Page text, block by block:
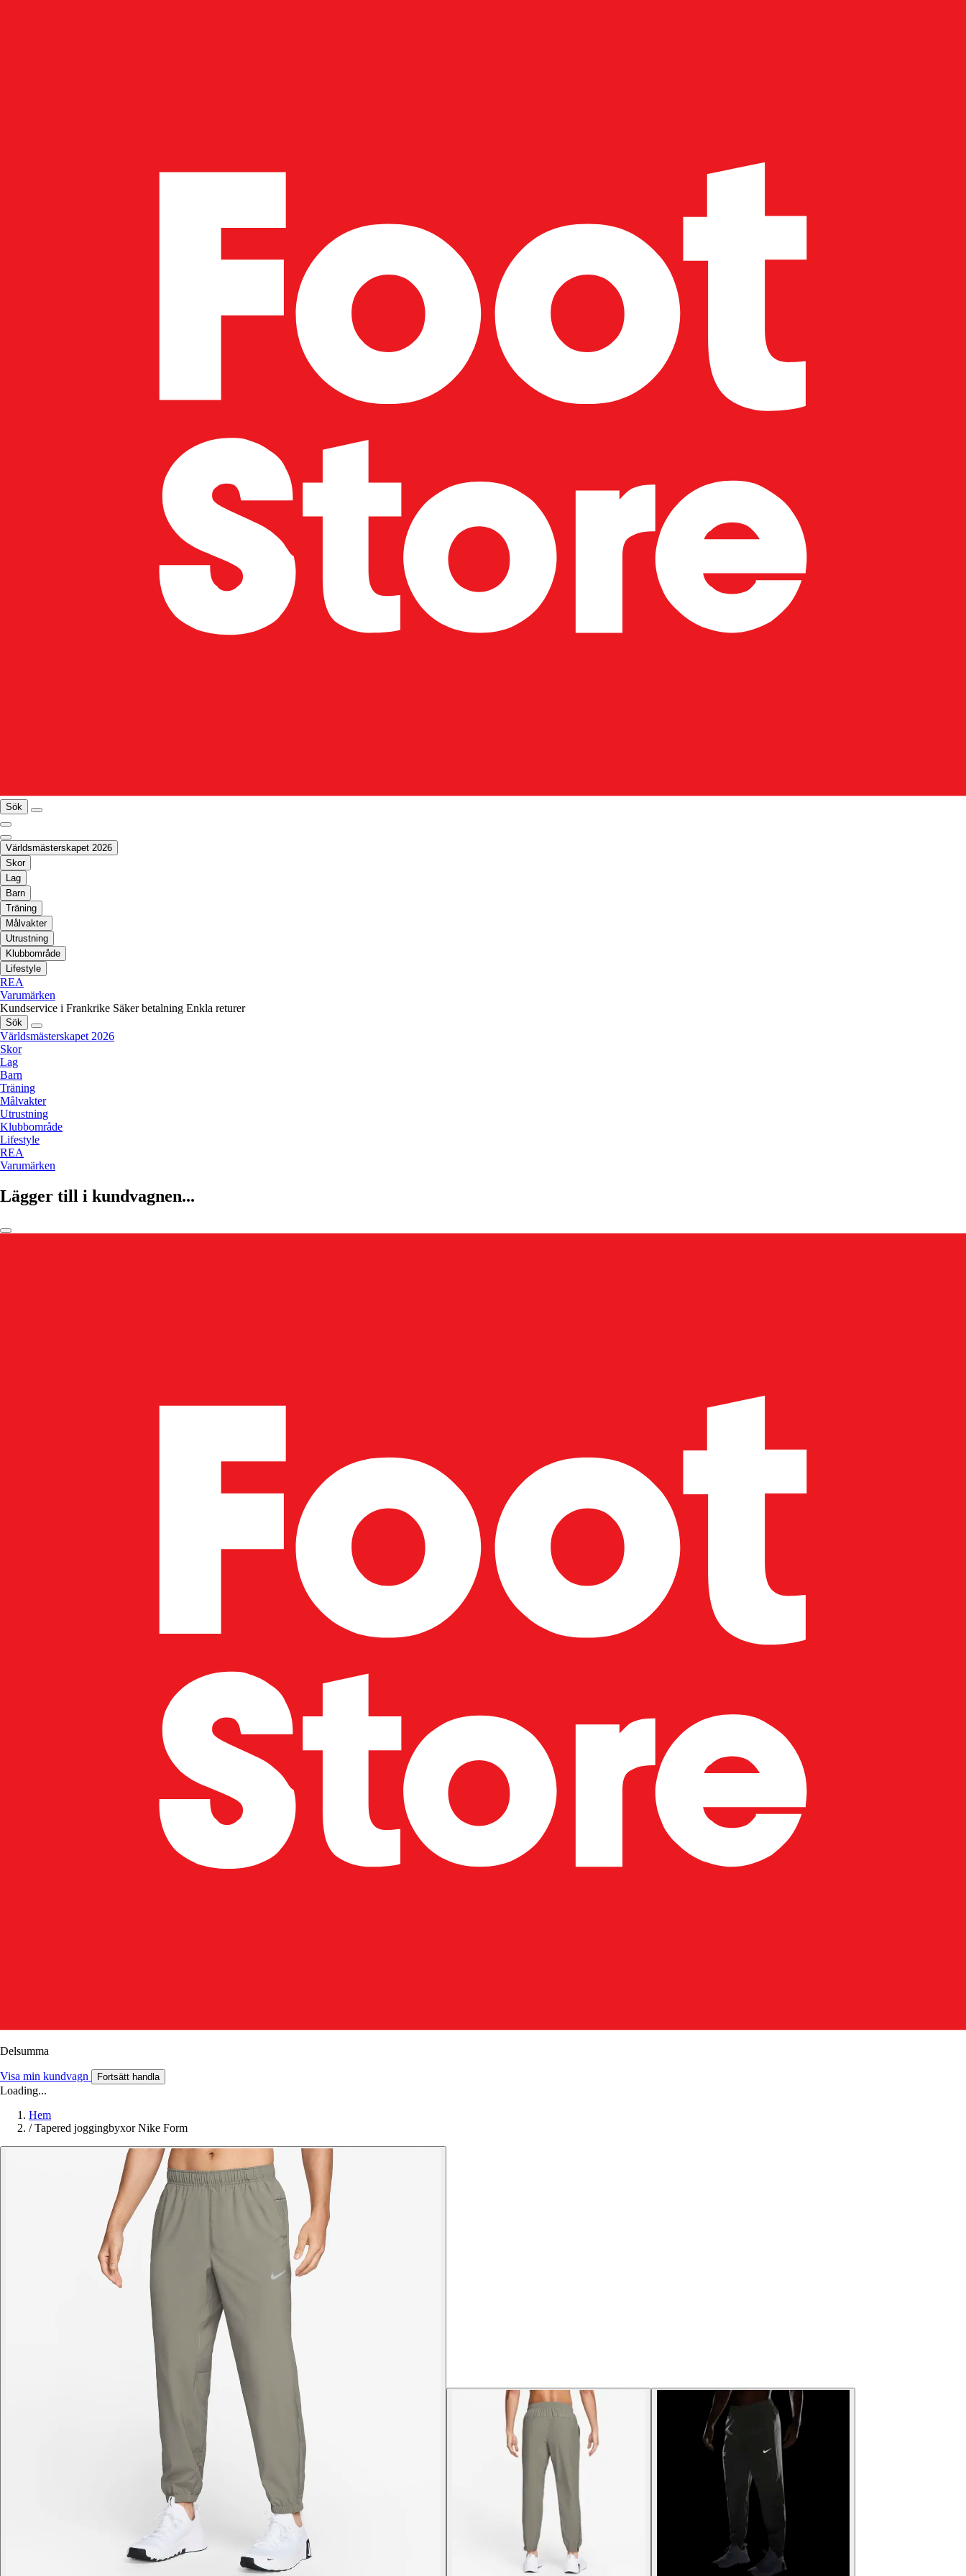
Sök
Världsmästerskapet 2026
Skor
Lag
Barn
Träning
Målvakter
Utrustning
Klubbområde
Lifestyle
REA
Varumärken
Kundservice i Frankrike Säker betalning Enkla returer
Sök
Världsmästerskapet 2026
Skor
Lag
Barn
Träning
Målvakter
Utrustning
Klubbområde
Lifestyle
REA
Varumärken
Lägger till i kundvagnen...
Delsumma
Visa min kundvagn Fortsätt handla
Loading...
Hem
/ Tapered joggingbyxor Nike Form